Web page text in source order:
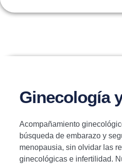
Ginecología
Acompañamiento
búsqueda de embarazo y
menopausia, sin olvidar las
ginecológicas e infertilidad.